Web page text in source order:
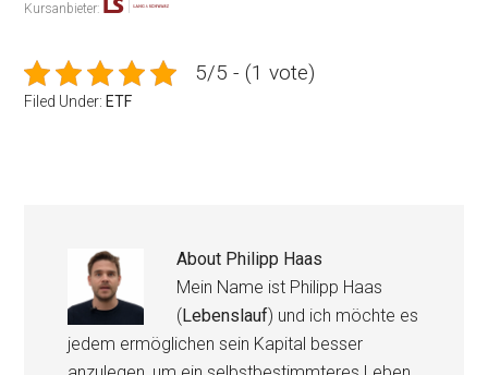
Kursanbieter:
5/5 - (1 vote)
Filed Under: ETF
About Philipp Haas
Mein Name ist Philipp Haas
(Lebenslauf) und ich möchte es
jedem ermöglichen sein Kapital besser